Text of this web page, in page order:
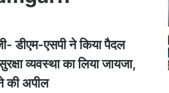
डीएम-एसपी ने किया पैदल
व्यवस्था का लिया जायजा,
की अपील